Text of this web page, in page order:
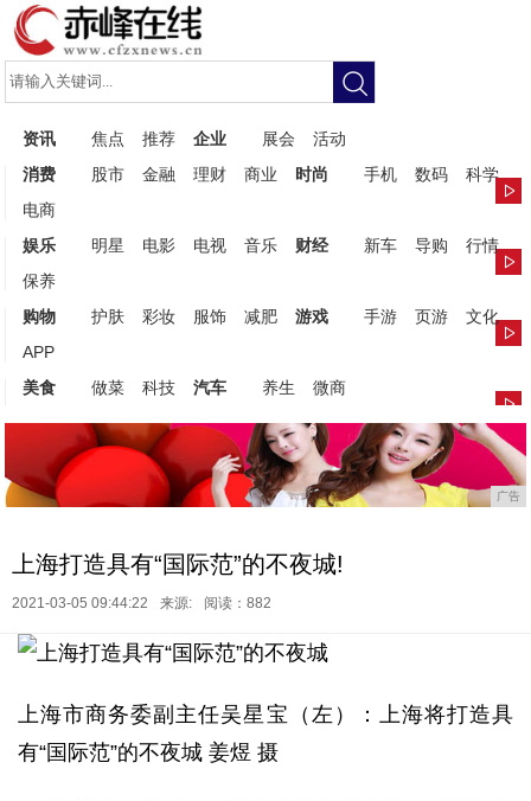
资讯 焦点 推荐 企业 展会
活动
消费
股市 金融 理财 商业 时尚 手机 数码
科学
电商
娱乐
明星 电影 电视 音乐 财经 新车 导购
行情
保养
购物
护肤 彩妆 服饰 减肥 游戏 手游 页游
文化
APP
美食
做菜 科技 汽车 养生 微商
广告
上海打造具有“国际范”的不夜城!
2021-03-05 09:44:22 来源: 阅读：882
上海市商务委副主任吴星宝（左）：上海将打造具
有“国际范”的不夜城 姜煜 摄